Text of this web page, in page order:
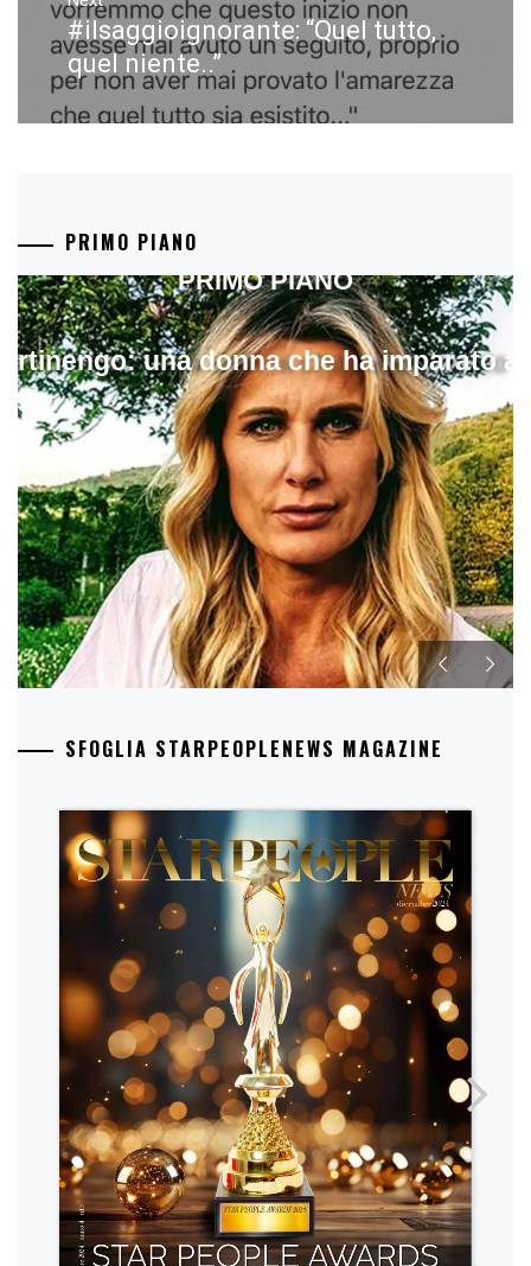
Next
post:
#ilsaggioignorante: “Quel tutto,
quel niente..”
PRIMO PIANO
una donna che ha imparato a
PRIMO PIANO
SFOGLIA STARPEOPLENEWS MAGAZINE